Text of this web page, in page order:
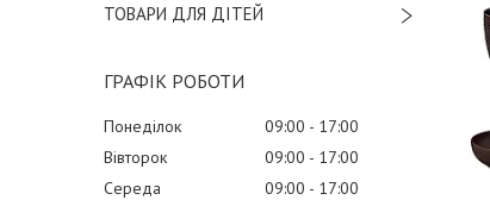
ТОВАРИ ДЛЯ ДІТЕЙ
ГРАФІК РОБОТИ
Понеділок 09:00
17:00
Вівторок
09:00
17:00
Середа
09:00
17:00